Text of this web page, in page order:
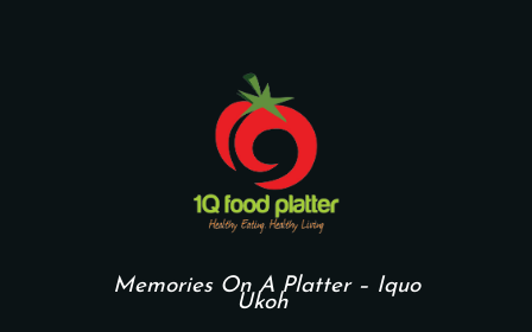
Memories On A Platter – Iquo
Ukoh